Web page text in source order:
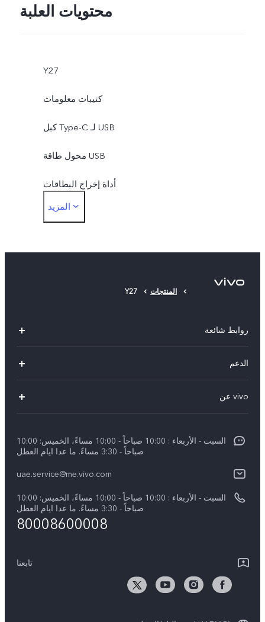
محتويات العلبة
Y27
كتيبات معلومات
كبل Type-C لـ USB
محول طاقة USB
أداة إخراج البطاقات
حافظة الهاتف
المزيد
المنتجات Y27
روابط شائعة
X300 (New)
X200 FE (New)
Y39 5G
Y04
الدعم
مركز الخدمة
Funtouch OS
بيان الخصوصية بشأن خدمة العملاء
تنزيل جداول LUT لاستعادة السجل
vivo عن
الأخبار
الإشعارات القانونية
نبذة عنا
الأخبار
السبت - الأربعاء : 10:00 صباحاً - 10:00 مساءً، الخميس: 10:00
صباحاً - 3:30 مساءً. ما عدا ايام العطل
uae.service@me.vivo.com
السبت - الأربعاء : 10:00 صباحاً - 10:00 مساءً، الخميس: 10:00
صباحاً - 3:30 مساءً. ما عدا ايام العطل
80008600008
تابعنا